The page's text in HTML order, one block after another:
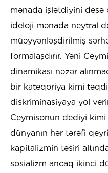
mənada işlətdiyini desə
ideloji mənada neytral
müəyyənləşdirilmiş
formalaşdırır. Yəni
dinamikası nəzər
bir kateqoriya kimi
diskriminasiyaya yol
Ceymisonun dediyi
dünyanın hər tərəfi
kapitalizmin təsiri
sosializm ancaq ikinci